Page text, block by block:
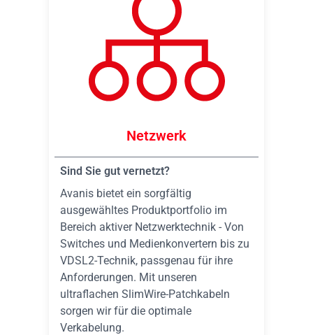
Netzwerk
Sind Sie gut vernetzt?
Avanis bietet ein sorgfältig
ausgewähltes Produktportfolio im
Bereich aktiver Netzwerktechnik - Von
Switches und Medienkonvertern bis zu
VDSL2-Technik, passgenau für ihre
Anforderungen. Mit unseren
ultraflachen SlimWire-Patchkabeln
sorgen wir für die optimale
Verkabelung.